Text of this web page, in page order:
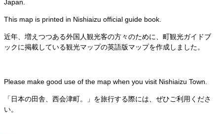
Japan.
This map is printed in Nishiaizu official guide book.
近年、増えつつある外国人観光客の方々のために、町観光ガイドブ
ックに掲載している観光マップの英語版マップを作成しました。
Please make good use of the map when you visit Nishiaizu Town.
「日本の田舎、西会津町。」を旅行する際には、ぜひご利用くださ
い。